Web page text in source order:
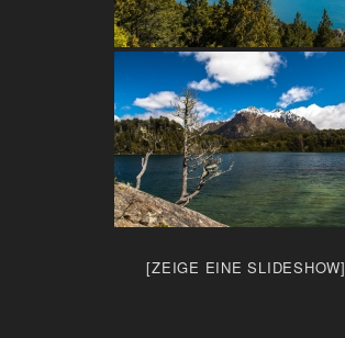
[ZEIGE EINE SLIDESHOW]